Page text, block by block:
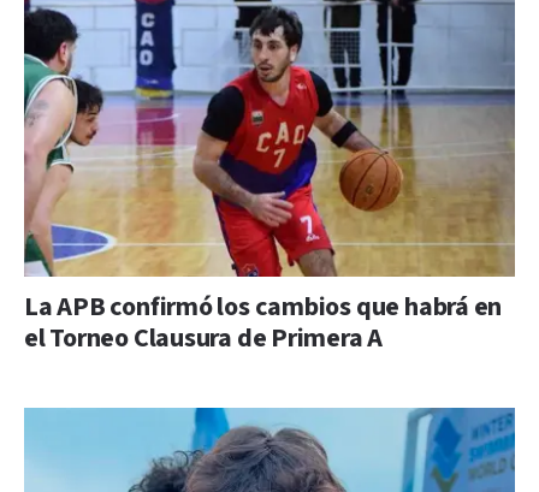
La APB confirmó los cambios que habrá en
el Torneo Clausura de Primera A